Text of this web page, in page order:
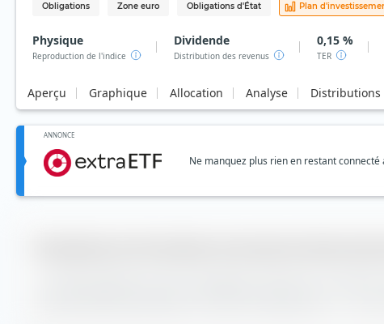
Obligations Zone euro Obligations d'État Plan
Physique
Reproduction de l'indice
Dividende
Distribution des revenus
0,15 %
TER
Aperçu Graphique Allocation Analyse Distributions
ANNONCE
Ne manquez plus rien en restant